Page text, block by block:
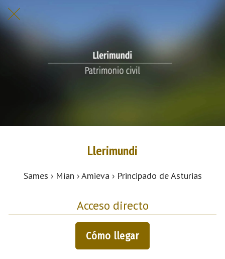
Llerimundi
Sames › Mian › Amieva › Principado de Asturias
Acceso directo
Cómo llegar